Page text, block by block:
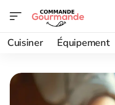
Cuisiner Équipement